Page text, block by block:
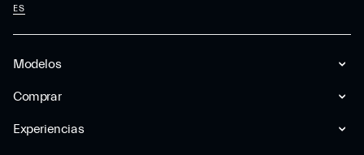
Modelos
Comprar
Experiencias
ES